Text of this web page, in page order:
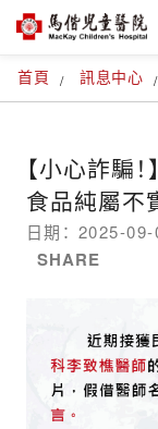
首頁 訊息中心
【小心詐騙
食品純屬不
日期： 2025-
SHARE